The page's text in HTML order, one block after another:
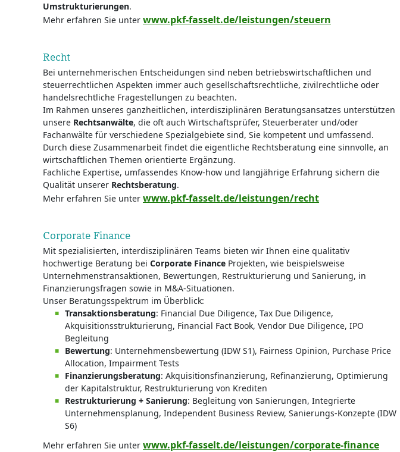
Umstrukturierungen.
Mehr erfahren Sie unter www.pkf-fasselt.de/leistungen/steuern
Recht
Bei unternehmerischen Entscheidungen sind neben betriebswirtschaftlichen und
steuerrechtlichen Aspekten immer auch gesellschaftsrechtliche, zivilrechtliche oder
handelsrechtliche Fragestellungen zu beachten.
Im Rahmen unseres ganzheitlichen, interdisziplinären Beratungsansatzes unterstützen
unsere Rechtsanwälte, die oft auch Wirtschaftsprüfer, Steuerberater und/oder
Fachanwälte für verschiedene Spezialgebiete sind, Sie kompetent und umfassend.
Durch diese Zusammenarbeit findet die eigentliche Rechtsberatung eine sinnvolle, an
wirtschaftlichen Themen orientierte Ergänzung.
Fachliche Expertise, umfassendes Know-how und langjährige Erfahrung sichern die
Qualität unserer Rechtsberatung.
Mehr erfahren Sie unter www.pkf-fasselt.de/leistungen/recht
Corporate Finance
Mit spezialisierten, interdisziplinären Teams bieten wir Ihnen eine qualitativ
hochwertige Beratung bei Corporate Finance Projekten, wie beispielsweise
Unternehmenstransaktionen, Bewertungen, Restrukturierung und Sanierung, in
Finanzierungsfragen sowie in M&A-Situationen.
Unser Beratungsspektrum im Überblick:
Transaktionsberatung: Financial Due Diligence, Tax Due Diligence,
Akquisitionsstrukturierung, Financial Fact Book, Vendor Due Diligence, IPO
Begleitung
Bewertung: Unternehmensbewertung (IDW S1), Fairness Opinion, Purchase Price
Allocation, Impairment Tests
Finanzierungsberatung: Akquisitionsfinanzierung, Refinanzierung, Optimierung
der Kapitalstruktur, Restrukturierung von Krediten
Restrukturierung + Sanierung: Begleitung von Sanierungen, Integrierte
Unternehmensplanung, Independent Business Review, Sanierungs-Konzepte (IDW
S6)
Mehr erfahren Sie unter www.pkf-fasselt.de/leistungen/corporate-finance